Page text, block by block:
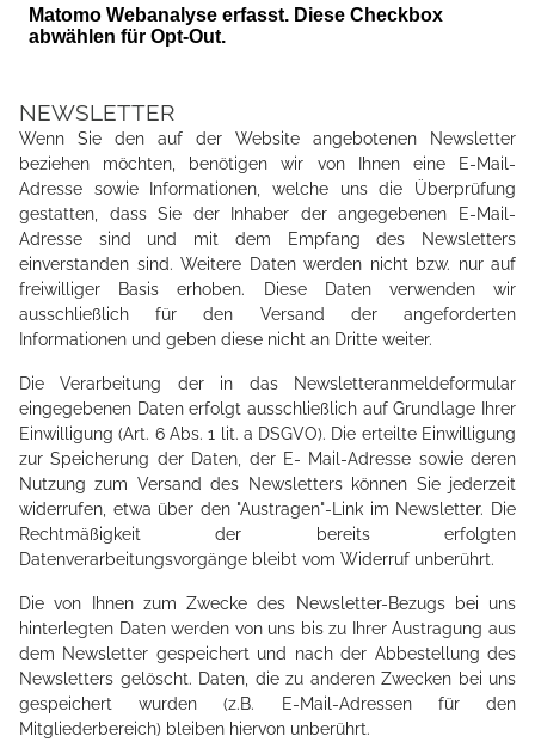
NEWSLETTER
Wenn Sie den auf der Website angebotenen Newsletter
beziehen möchten, benötigen wir von Ihnen eine E-Mail-
Adresse sowie Informationen, welche uns die Überprüfung
gestatten, dass Sie der Inhaber der angegebenen E-Mail-
Adresse sind und mit dem Empfang des Newsletters
einverstanden sind. Weitere Daten werden nicht bzw. nur auf
freiwilliger Basis erhoben. Diese Daten verwenden wir
ausschließlich für den Versand der angeforderten
Informationen und geben diese nicht an Dritte weiter.
Die Verarbeitung der in das Newsletteranmeldeformular
eingegebenen Daten erfolgt ausschließlich auf Grundlage Ihrer
Einwilligung (Art. 6 Abs. 1 lit. a DSGVO). Die erteilte Einwilligung
zur Speicherung der Daten, der E- Mail-Adresse sowie deren
Nutzung zum Versand des Newsletters können Sie jederzeit
widerrufen, etwa über den "Austragen"-Link im Newsletter. Die
Rechtmäßigkeit der bereits erfolgten
Datenverarbeitungsvorgänge bleibt vom Widerruf unberührt.
Die von Ihnen zum Zwecke des Newsletter-Bezugs bei uns
hinterlegten Daten werden von uns bis zu Ihrer Austragung aus
dem Newsletter gespeichert und nach der Abbestellung des
Newsletters gelöscht. Daten, die zu anderen Zwecken bei uns
gespeichert wurden (z.B. E-Mail-Adressen für den
Mitgliederbereich) bleiben hiervon unberührt.